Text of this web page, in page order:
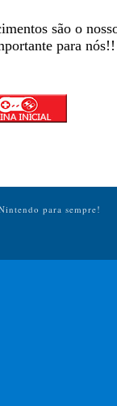
são o
para nós!!
para sempre!